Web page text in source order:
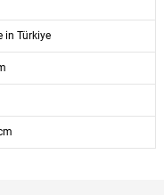
in Türkiye